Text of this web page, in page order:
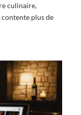
culinaire,
plus de